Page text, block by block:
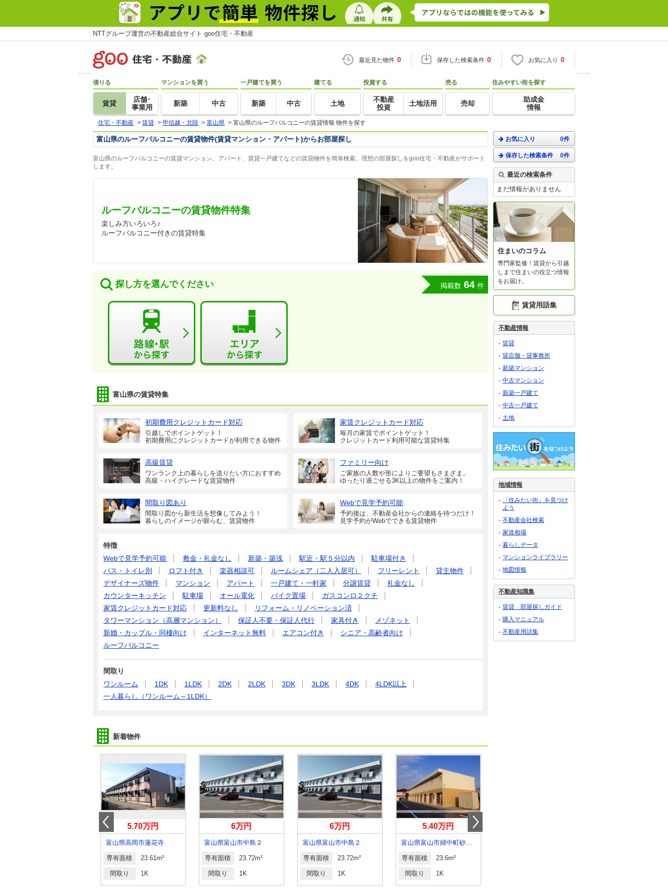
NTTグループ運営の不動産総合サイト goo住宅・不動産
最近見た物件 0 保存した検索条件 0 お気に入り 0
借りる
賃貸
店舗･
事業用
マンションを買う
新築 中古
一戸建てを買う
新築 中古
建てる
土地
投資する
不動産
投資
土地活用
売る
売却
住みやすい街を探す
助成金
情報
住宅・不動産 > 賃貸 > 甲信越・北陸 > 富山県 > 富山県のルーフバルコニーの賃貸情報 物件を探す
富山県のルーフバルコニーの賃貸物件(賃貸マンション・アパート)からお部屋探し
富山県のルーフバルコニーの賃貸マンション、アパート、賃貸一戸建てなどの賃貸物件を簡単検索。理想の部屋探しをgoo住宅・不動産がサポート
します。
ルーフバルコニーの賃貸物件特集
楽しみ方いろいろ♪
ルーフバルコニー付きの賃貸特集
探し方を選んでください 掲載数 64 件
富山県の賃貸特集
初期費用クレジットカード対応
引越しでポイントゲット！
初期費用にクレジットカードが利用できる物件
家賃クレジットカード対応
毎月の家賃でポイントゲット！
クレジットカード利用可能な賃貸特集
高級賃貸
ワンランク上の暮らしを送りたい方におすすめ
高級・ハイグレードな賃貸物件
ファミリー向け
ご家族の人数や形によりご要望もさまざま。
ゆったり過ごせる3K以上の物件をご案内！
間取り図あり
間取り図から新生活を想像してみよう！
暮らしのイメージが膨らむ、賃貸物件
Webで見学予約可能
予約後は、不動産会社からの連絡を待つだけ！
見学予約がWebでできる賃貸物件
特徴
Webで見学予約可能
敷金・礼金なし 新築・築浅 駅近・駅５分以内
駐車場付き
バス・トイレ別
ロフト付き 楽器相談可 ルームシェア（二人入居可） フリーレント
貸主物件
デザイナーズ物件
マンション アパート 一戸建て・一軒家 分譲賃貸
礼金なし
カウンターキッチン
駐車場 オール電化 バイク置場
ガスコンロ２クチ
家賃クレジットカード対応
更新料なし
リフォーム・リノベーション済
タワーマンション（高層マンション）
保証人不要・保証人代行 家具付き
メゾネット
新婚・カップル・同棲向け
インターネット無料 エアコン付き
シニア・高齢者向け
ルーフバルコニー
間取り
ワンルーム
1DK 1LDK 2DK 2LDK 3DK 3LDK 4DK
4LDK以上
一人暮らし（ワンルーム～1LDK）
新着物件
5.70万円
富山県高岡市蓮花寺
専有面積 23.61m²
間取り 1K
6万円
富山県富山市中島２
専有面積 23.72m²
間取り 1K
6万円
富山県富山市中島２
専有面積 23.72m²
間取り 1K
5.40万円
富山県富山市婦中町砂子田
専有面積 23.6m²
間取り 1K
お気に入り 0件
保存した検索条件 0件
最近の検索条件
まだ情報がありません
住まいのコラム
専門家監修！賃貸から引越
しまで住まいの役立つ情報
をお届け。
賃貸用語集
不動産情報
賃貸
貸店舗・貸事務所
新築マンション
中古マンション
新築一戸建て
中古一戸建て
土地
地域情報
「住みたい街」を見つけ
よう
不動産会社検索
家賃相場
暮らしデータ
マンションライブラリー
地図情報
不動産知識集
賃貸 部屋探しガイド
購入マニュアル
不動産用語集